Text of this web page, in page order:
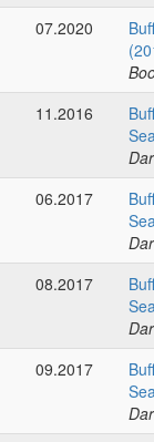
07.2020
11.2016
06.2017
08.2017
09.2017